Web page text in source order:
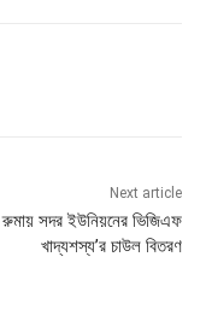
Next article
রুমায় সদর ইউনিয়নের ভিজিএফ
খাদ্যশস্য’র চাউল বিতরণ